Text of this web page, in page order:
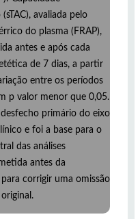
avaliada pelo
do plasma (FRAP),
antes e após cada
de 7 dias, a partir
entre os períodos
p valor menor que 0,05.
primário do eixo
e foi a base para o
das análises
antes da
corrigir uma omissão